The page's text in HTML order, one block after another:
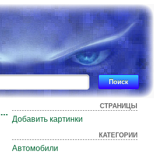
СТРАНИЦЫ
Добавить картинки
КАТЕГОРИИ
Автомобили